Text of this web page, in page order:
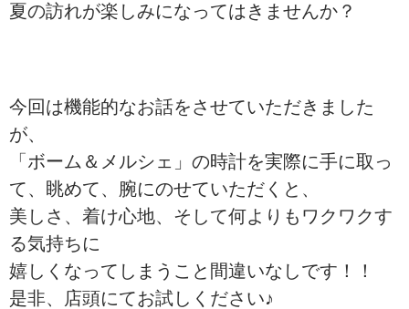
夏の訪れが楽しみになってはきませんか？
今回は機能的なお話をさせていただきました
が、
「ボーム＆メルシェ」の時計を実際に手に取っ
て、眺めて、腕にのせていただくと、
美しさ、着け心地、そして何よりもワクワクす
る気持ちに
嬉しくなってしまうこと間違いなしです！！
是非、店頭にてお試しください♪